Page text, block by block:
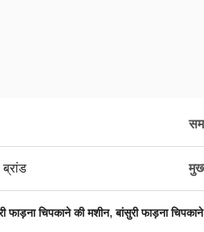
ब्रांड
चिपकाने की मशीन,बांसुरी फाड़ना